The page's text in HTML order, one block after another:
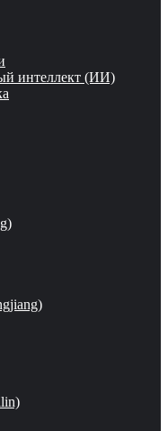
интеллект (ИИ)